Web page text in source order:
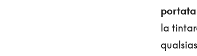
portata
la